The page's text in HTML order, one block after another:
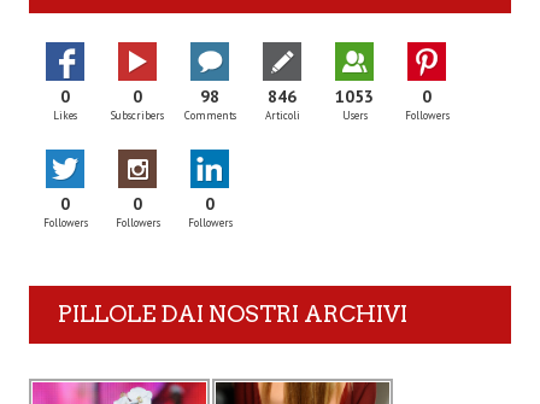
0
Likes
0
Subscribers
98
Comments
846
Articoli
1053
Users
0
Followers
0
Followers
0
Followers
0
Followers
PILLOLE DAI NOSTRI ARCHIVI